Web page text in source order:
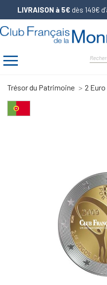
LIVRAISON à 5€ dès 149€
Trésor du Patrimoine 2 Euro